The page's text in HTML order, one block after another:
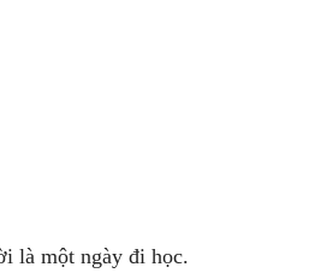
là một ngày đi học.